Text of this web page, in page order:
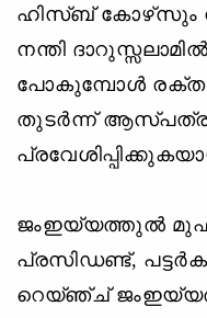
ഹിസ്ബ് കോഴ്‌സും
നന്തി
പോകുമ്പോള്‍
തുടര്‍ന്ന്
ജംഇയ്യത്തുല്‍
പ്രസിഡണ്ട്,
റെയ്ഞ്ച്